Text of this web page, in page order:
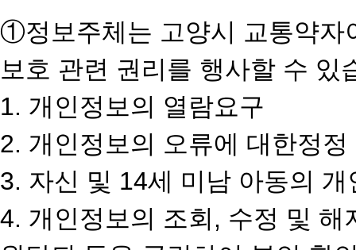
①정보주체는 고양시 교통약자
보호 관련 권리를 행사할 수 있
1. 개인정보의 열람요구
2. 개인정보의 오류에 대한정
3. 자신 및 14세 미남 아동의
4. 개인정보의 조회, 수정 및